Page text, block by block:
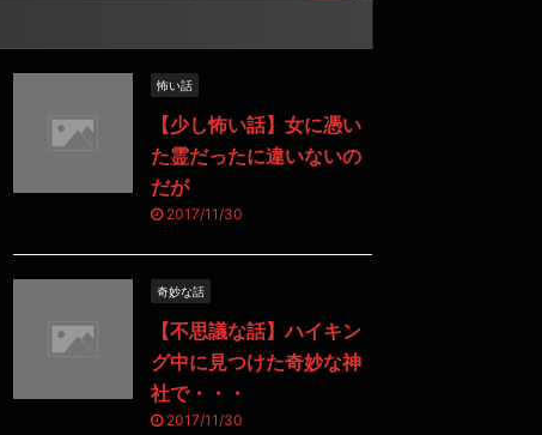
怖い話
【少し怖い話】女に憑い
た霊だったに違いないの
だが
2017/11/30
奇妙な話
【不思議な話】ハイキン
グ中に見つけた奇妙な神
社で・・・
2017/11/30